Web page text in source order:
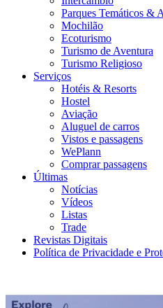
Parques Temáticos &
Mochilão
Ecoturismo
Turismo de Aventura
Turismo Religioso
Serviços
Hotéis & Resorts
Hostel
Aviação
Aluguel de carros
Vistos e passagens
WePlann
Comprar passagens
Últimas
Notícias
Vídeos
Listas
Trade
Revistas Digitais
Política de Privacidade e